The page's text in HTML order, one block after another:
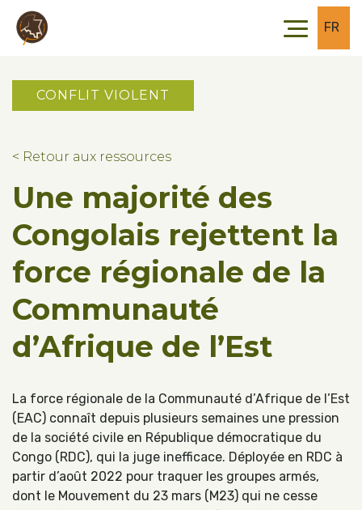
Skip to main content
Skip to footer
FR
CONFLIT VIOLENT
< Retour aux ressources
Une majorité des
Congolais rejettent la
force régionale de la
Communauté
d’Afrique de l’Est
La force régionale de la Communauté d’Afrique de l’Est
(EAC) connaît depuis plusieurs semaines une pression
de la société civile en République démocratique du
Congo (RDC), qui la juge inefficace. Déployée en RDC à
partir d’août 2022 pour traquer les groupes armés,
dont le Mouvement du 23 mars (M23) qui ne cesse